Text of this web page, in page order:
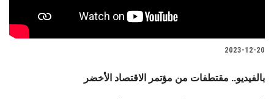
2023-12-20
بالفيديو.. مقتطفات من مؤتمر الاقتصاد الأخضر